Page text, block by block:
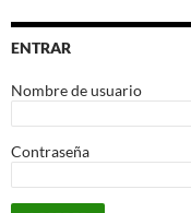
ENTRAR
Nombre de usuario
Contraseña